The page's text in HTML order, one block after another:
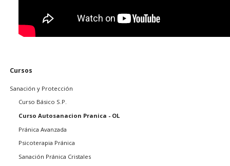
Saltar
Cursos
Sanación y Protección
Curso Básico S.P.
Curso Autosanacion Pranica - OL
Pránica Avanzada
Psicoterapia Pránica
Sanación Pránica Cristales